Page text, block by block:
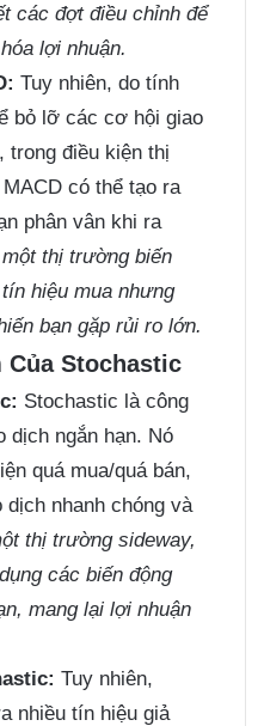
các đợt điều chỉnh để
lợi nhuận.
Tuy nhiên, do tính
bỏ lỡ các cơ hội giao
trong điều kiện thị
có thể tạo ra
phân vân khi ra
một thị trường biến
hiệu mua nhưng
bạn gặp rủi ro lớn.
Stochastic
Stochastic là công
dịch ngắn hạn. Nó
quá mua/quá bán,
nhanh chóng và
thị trường sideway,
các biến động
mang lại lợi nhuận
Tuy nhiên,
nhiều tín hiệu giả